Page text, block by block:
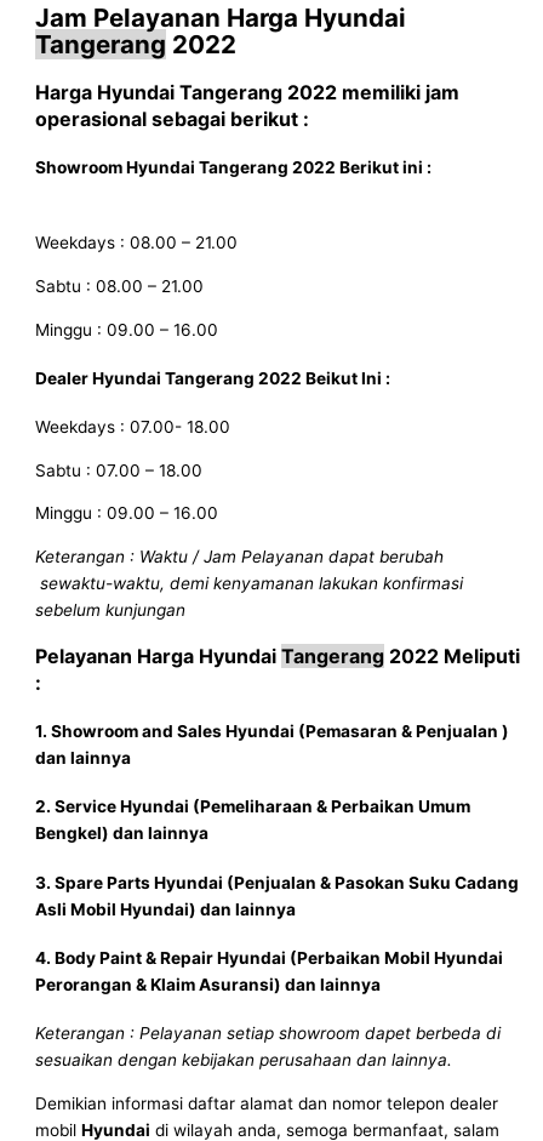
Jam Pelayanan Harga Hyundai
Tangerang 2022
Harga HyundaiTangerang 2022 memiliki jam
operasional sebagai berikut :
Showroom HyundaiTangerang 2022Berikut ini :
Weekdays : 08.00 – 21.00
Sabtu : 08.00 – 21.00
Minggu : 09.00 – 16.00
Dealer HyundaiTangerang 2022Beikut Ini :
Weekdays : 07.00- 18.00
Sabtu : 07.00 – 18.00
Minggu : 09.00 – 16.00
Keterangan : Waktu / Jam Pelayanan dapat berubah
sewaktu-waktu, demi kenyamanan lakukan konfirmasi
sebelum kunjungan
Pelayanan Harga Hyundai Tangerang 2022 Meliputi
:
1. Showroom and SalesHyundai (Pemasaran & Penjualan )
dan lainnya
2. ServiceHyundai (Pemeliharaan & Perbaikan Umum
Bengkel) dan lainnya
3. Spare PartsHyundai (Penjualan & Pasokan Suku Cadang
Asli MobilHyundai) dan lainnya
4. Body Paint & RepairHyundai (Perbaikan MobilHyundai
Perorangan & Klaim Asuransi) dan lainnya
Keterangan : Pelayanan setiap showroom dapet berbeda di
sesuaikan dengan kebijakan perusahaan dan lainnya.
Demikian informasi daftar alamat dan nomor telepon dealer
mobilHyundai di wilayah anda, semoga bermanfaat, salam